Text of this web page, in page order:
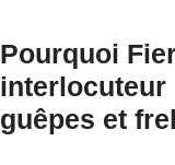
Pourquoi
interlocuteur
guêpes et